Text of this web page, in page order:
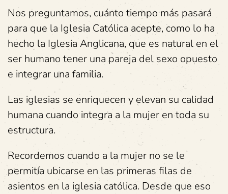
Nos preguntamos, cuánto tiempo más pasará
para que la Iglesia Católica acepte, como lo ha
hecho la Iglesia Anglicana, que es natural en el
ser humano tener una pareja del sexo opuesto
e integrar una familia.
Las iglesias se enriquecen y elevan su calidad
humana cuando integra a la mujer en toda su
estructura.
Recordemos cuando a la mujer no se le
permitía ubicarse en las primeras filas de
asientos en la iglesia católica. Desde que eso